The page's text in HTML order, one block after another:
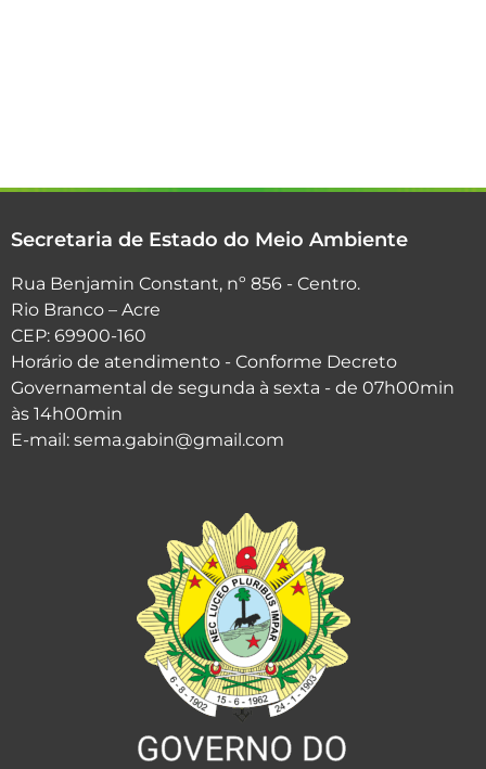
Secretaria de Estado do Meio Ambiente
Rua Benjamin Constant, nº 856 - Centro.
Rio Branco – Acre
CEP: 69900-160
Horário de atendimento - Conforme Decreto
Governamental de segunda à sexta - de 07h00min
às 14h00min
E-mail: sema.gabin@gmail.com